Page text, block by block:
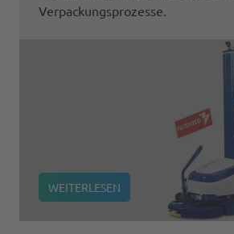
Verpackungsprozesse.
WEITERLESEN